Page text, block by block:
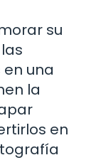
su
una
la
en